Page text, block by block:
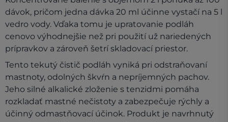
dávok, pričom jedna dávka 20 ml účinne vystačí na 5 l
vedro vody. Vďaka tomu je upratovanie podláh
cenovo výhodnejšie než pri použití už nariedených
prípravkov a zároveň šetrí skladovací priestor.
Tento tekutý čistič podláh vyniká pri odstraňovaní
mastnoty, odolných škvŕn a nepríjemných pachov.
Jeho silné alkalické zloženie s tenzidmi pomáha
rozkladať mastné nečistoty a zabezpečuje rýchly a
účinný odmastňovací účinok. Produkt je navrhnutý